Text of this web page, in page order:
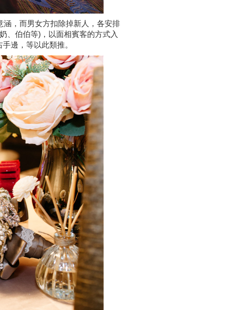
，而男女方扣除掉新人，各安排
、伯伯等)，以面相賓客的方式入
邊，等以此類推。